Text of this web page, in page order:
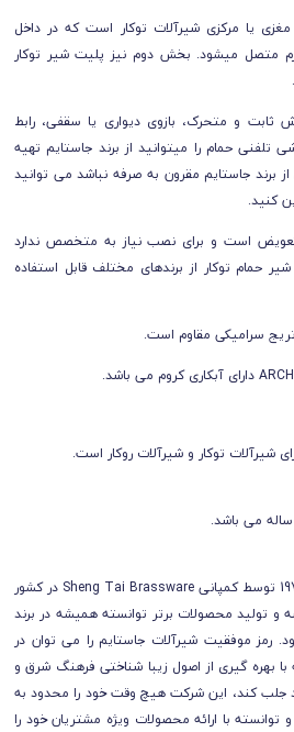
یا مرکزی شیرآلات توکار است که در داخل
متصل میشود. بخش دوم نیز پلیت شیر توکار
ثابت و متحرک، بازوی دیواری یا سقفی، رابط
تلفنی حمامرا میتوانید از برند جاستایم تهیه
برند جاستایم مقرون به صرفه نباشد می توانید
کنید.
تعویض است و برای نصب نیاز به متخصص ندارد
حمام توکار از برندهای مختلف قابل استفاده
سرامیکی مقاوم است.
برند شیرآلات Justime در سال 1976 توسط کمپانی Sheng Tai Brassware در کشور
و تولید محصولات برتر توانسته همیشه در برند
رمز موفقیت شیرآلات جاستایم را می توان در
بهره گیری از اصول زیبا شناختی فرهنگ شرق و
جلب کند، این شرکت هیچ وقت خود را محدود به
با ارائه محصولات ویژه مشتریان خود را